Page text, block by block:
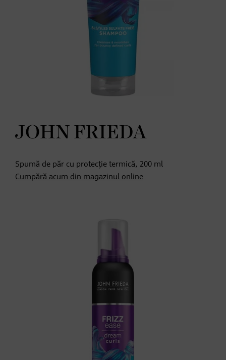
JOHN FRIEDA
Spumă de păr cu protecție termică, 200 ml
Cumpără acum din magazinul online